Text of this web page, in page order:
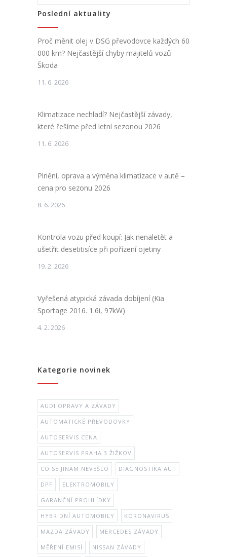
Poslední aktuality
Proč měnit olej v DSG převodovce každých 60
000 km? Nejčastější chyby majitelů vozů
Škoda
11. 6. 2026
Klimatizace nechladí? Nejčastější závady,
které řešíme před letní sezonou 2026
11. 6. 2026
Plnění, oprava a výměna klimatizace v autě –
cena pro sezonu 2026
8. 6. 2026
Kontrola vozu před koupí: Jak nenaletět a
ušetřit desetitisíce při pořízení ojetiny
19. 2. 2026
Vyřešená atypická závada dobíjení (Kia
Sportage 2016. 1.6i, 97kW)
4. 2. 2026
Kategorie novinek
AUDI OPRAVY A ZÁVADY
AUTOMATICKÉ PŘEVODOVKY
AUTOSERVIS CENA
AUTOSERVIS PRAHA 3 ŽIŽKOV
CO SE JINAM NEVEŠLO DIAGNOSTIKA AUT
DPF ELEKTROMOBILY
GARANČNÍ PROHLÍDKY
HYBRIDNÍ AUTOMOBILY KORONAVIRUS
MAZDA ZÁVADY MERCEDES ZÁVADY
MĚŘENÍ EMISÍ NISSAN ZÁVADY